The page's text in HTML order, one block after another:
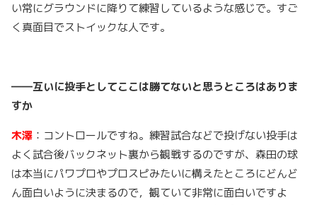
い常にグラウンドに降りて練習しているような感じで。すご
く真面目でストイックな人です。
――互いに投手としてここは勝てないと思うところはありま
すか
木澤 ：コントロールですね。練習試合などで投げない投手は
よく試合後バックネット裏から観戦するのですが、森田の球
は本当にパワプロやプロスピみたいに構えたところにどんど
ん面白いように決まるので，観ていて非常に面白いですよ